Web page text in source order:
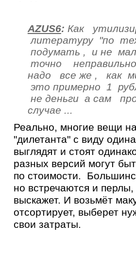
AZUS6: Как
литературу "по
подумать , и не
точно
надо все же , как
это примерно 1
не деньги а сам
случае ...
Реально, многие вещи
"дилетанта" с виду
выглядят и стоят
разных версий могут
по стоимости.
но встречаются и
выскажет. И возьмёт
отсортирует, выберет
свои затраты.